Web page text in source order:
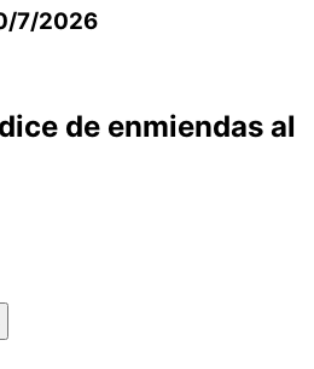
7/2026
de enmiendas al